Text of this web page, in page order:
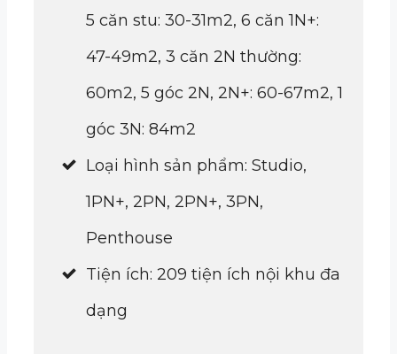
5 căn stu: 30-31m2, 6 căn 1N+:
47-49m2, 3 căn 2N thường:
60m2, 5 góc 2N, 2N+: 60-67m2, 1
góc 3N: 84m2
Loại hình sản phẩm: Studio,
1PN+, 2PN, 2PN+, 3PN,
Penthouse
Tiện ích: 209 tiện ích nội khu đa
dạng